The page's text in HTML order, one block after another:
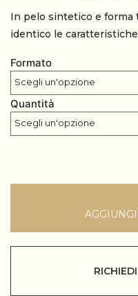
In pelo sintetico e forma
identico le
Formato
Quantità